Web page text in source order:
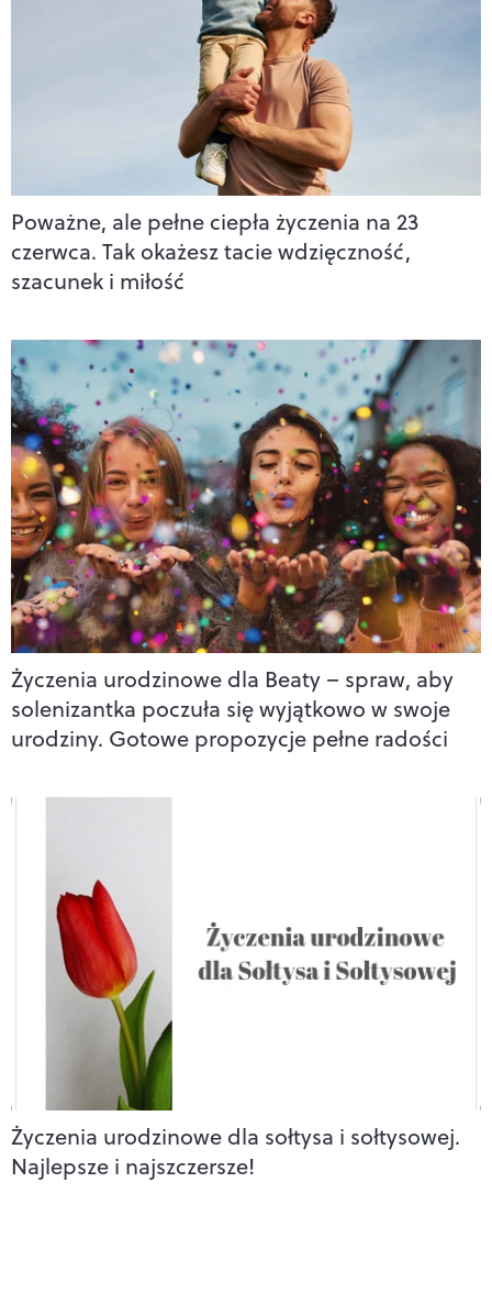
Poważne, ale pełne ciepła życzenia na 23
czerwca. Tak okażesz tacie wdzięczność,
szacunek i miłość
Życzenia urodzinowe dla Beaty – spraw, aby
solenizantka poczuła się wyjątkowo w swoje
urodziny. Gotowe propozycje pełne radości
Życzenia urodzinowe dla sołtysa i sołtysowej.
Najlepsze i najszczersze!